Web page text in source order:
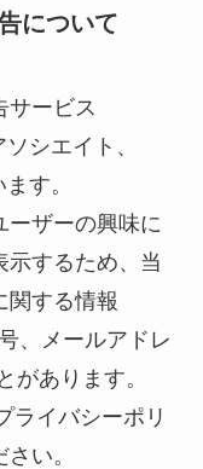
について
サービス
シエイト、
す。
ーザーの興味に
示するため、当
関する情報
、メールアドレ
があります。
ライバシーポリ
い。